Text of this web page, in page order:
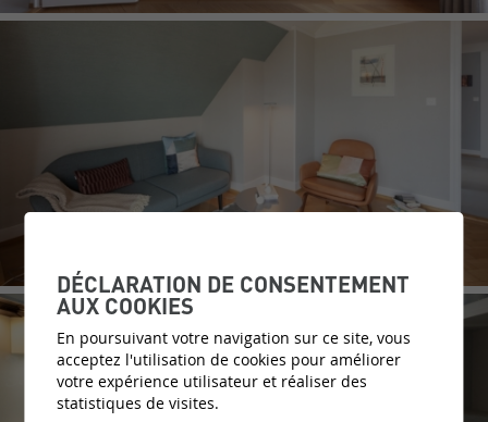
DÉCLARATION DE CONSENTEMENT
AUX COOKIES
En poursuivant votre navigation sur ce site, vous
acceptez l'utilisation de cookies pour améliorer
votre expérience utilisateur et réaliser des
statistiques de visites.